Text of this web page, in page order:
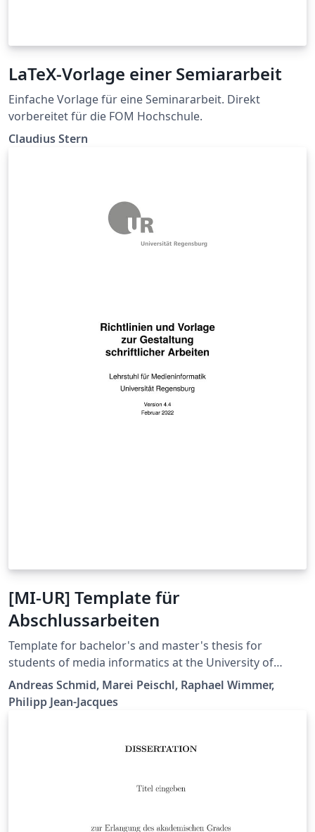
LaTeX-Vorlage einer Semiararbeit
Einfache Vorlage für eine Seminararbeit. Direkt
vorbereitet für die FOM Hochschule.
Claudius Stern
[MI-UR] Template für
Abschlussarbeiten
Template for bachelor's and master's thesis for
students of media informatics at the University of
Regensburg.
Andreas Schmid, Marei Peischl, Raphael Wimmer,
Philipp Jean-Jacques